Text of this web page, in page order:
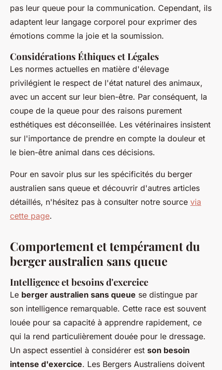
pas leur queue pour la communication. Cependant, ils
adaptent leur langage corporel pour exprimer des
émotions comme la joie et la soumission.
Considérations Éthiques et Légales
Les normes actuelles en matière d'élevage
privilégient le respect de l'état naturel des animaux,
avec un accent sur leur bien-être. Par conséquent, la
coupe de la queue pour des raisons purement
esthétiques est déconseillée. Les vétérinaires insistent
sur l'importance de prendre en compte la douleur et
le bien-être animal dans ces décisions.
Pour en savoir plus sur les spécificités du berger
australien sans queue et découvrir d'autres articles
détaillés, n'hésitez pas à consulter notre source via
cette page.
Comportement et tempérament du
berger australien sans queue
Intelligence et besoins d'exercice
Le berger australien sans queue se distingue par
son intelligence remarquable. Cette race est souvent
louée pour sa capacité à apprendre rapidement, ce
qui la rend particulièrement douée pour le dressage.
Un aspect essentiel à considérer est son besoin
intense d'exercice. Les Bergers Australiens doivent